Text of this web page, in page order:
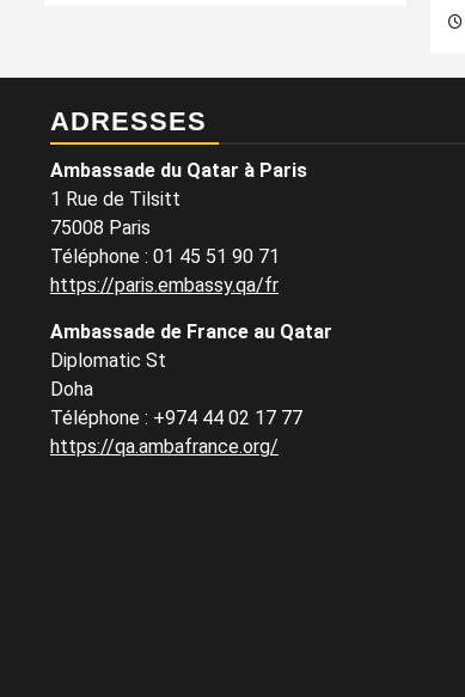
ADRESSES
Ambassade du Qatar à Paris
1 Rue de Tilsitt
75008 Paris
Téléphone : 01 45 51 90 71
https://paris.embassy.qa/fr
Ambassade de France au Qatar
Diplomatic St
Doha
Téléphone : +974 44 02 17 77
https://qa.ambafrance.org/